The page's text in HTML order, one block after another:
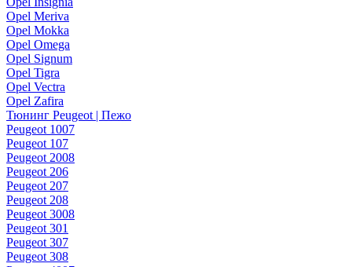
Opel Meriva
Opel Mokka
Opel Omega
Opel Signum
Opel Tigra
Opel Vectra
Opel Zafira
Тюнинг Peugeot | Пежо
Peugeot 1007
Peugeot 107
Peugeot 2008
Peugeot 206
Peugeot 207
Peugeot 208
Peugeot 3008
Peugeot 301
Peugeot 307
Peugeot 308